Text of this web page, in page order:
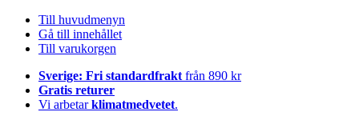
Till huvudmenyn
Gå till innehållet
Till varukorgen
Sverige: Fri standardfrakt från 890 kr
Gratis returer
Vi arbetarklimatmedvetet.